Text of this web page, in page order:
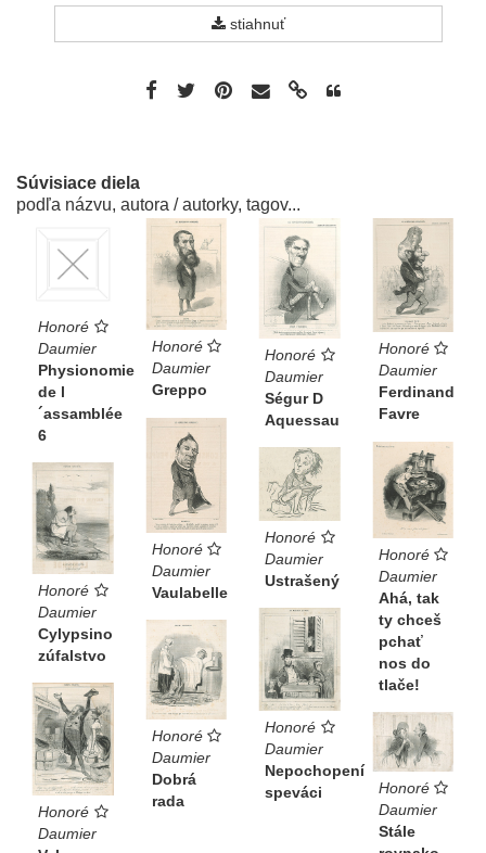
stiahnuť
Súvisiace diela
podľa názvu, autora / autorky, tagov...
Honoré
Daumier
Physionomie
de l
´assamblée
6
Honoré
Daumier
Greppo
Honoré
Daumier
Ségur D
Aquessau
Honoré
Daumier
Ferdinand
Favre
Honoré
Daumier
Vaulabelle
Honoré
Daumier
Ahá, tak
ty chceš
pchať
nos do
tlače!
Honoré
Daumier
Ustrašený
Honoré
Daumier
Cylypsino
zúfalstvo
Honoré
Daumier
Nepochopení
speváci
Honoré
Daumier
Dobrá
rada
Honoré
Daumier
Honoré
Daumier
Stále